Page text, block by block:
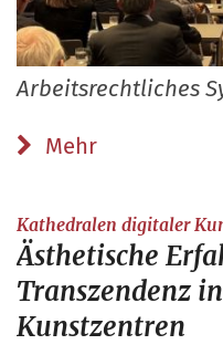
Arbeitsrechtliches
Mehr
Kathedralen digitaler
Ästhetische
Transzendenz
Kunstzentren